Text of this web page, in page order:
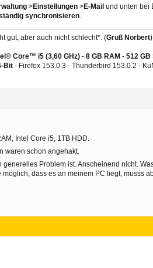
>Einstellungen >E-Mail und unten bei
synchronisieren
gut, aber auch nicht schlecht*. (Gruß Norbert)
Core™ i5 (3,60 GHz) - 8 GB RAM - 512 GB
Bit - Firefox 153.0.3 - Thunderbird 153.0.2 -
Intel Core i5, 1TB HDD.
waren schon angehakt.
Problem ist. Anscheinend nicht.
dass es an meinem PC liegt, musss